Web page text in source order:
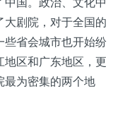
剧院，对于全国的
些省会城市也开始纷
区和广东地区，更
最为密集的两个地